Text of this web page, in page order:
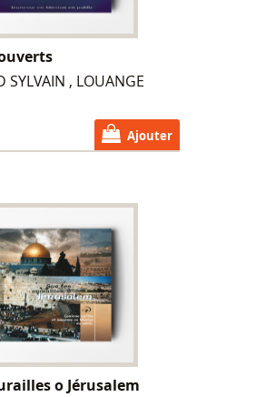
SYLVAIN , LOUANGE
Ajouter
o Jérusalem